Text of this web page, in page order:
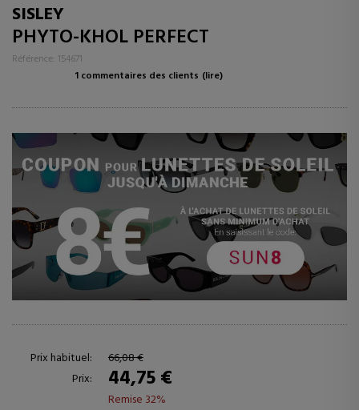
SISLEY
PHYTO-KHOL PERFECT
Référence: 154671
1 commentaires des clients (lire)
Prix habituel:
66,08 €
Prix:
44,75 €
Remise 32%